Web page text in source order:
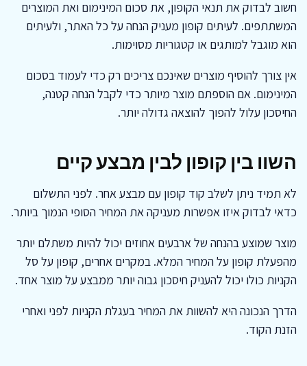
חשוב לבדוק את תנאי הקופון, את סכום המינימום ואת המוצרים
המשתתפים. לעיתים קופון מעניק הנחה על כל האתר, ולעיתים
הוא מוגבל למותגים או קטגוריות מסוימות.
אין צורך להוסיף מוצרים שאינכם צריכים רק כדי לעמוד בסכום
המינימום. אם הוספתם מוצר מיותר כדי לקבל הנחה קטנה,
החיסכון עלול להפוך להוצאה גדולה יותר.
השוו בין קופון לבין מבצע קיים
לא תמיד ניתן לשלב קוד קופון עם מבצע אחר. לפני התשלום
כדאי לבדוק איזו אפשרות מעניקה את המחיר הסופי הנמוך ביותר.
מוצר שמוצע בהנחה של ארבעים אחוזים יכול להיות משתלם יותר
מהפעלת קופון על המחיר המלא. במקרים אחרים, קופון על סל
הקניות כולו יכול להעניק חיסכון גבוה יותר ממבצע על מוצר אחד.
הדרך הנכונה היא להשוות את המחיר בעגלת הקניות לפני ואחרי
הזנת הקוד.